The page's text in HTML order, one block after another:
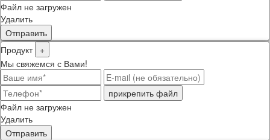
Файл не загружен
Удалить
Отправить
Продукт
+
Мы свяжемся с Вами!
прикрепить файл
Файл не загружен
Удалить
Отправить